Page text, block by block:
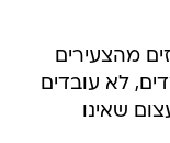
אחוזים מהצעירים
34, אינם לומדים, לא עובדים
שאינו